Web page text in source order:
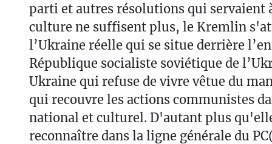
parti et autres résolutions qui servaient
culture ne suffisent plus, le Kremlin
l’Ukraine réelle qui se situe derrière
République socialiste soviétique de
Ukraine qui refuse de vivre vêtue du
qui recouvre les actions communistes
national et culturel. D'autant plus
reconnaître dans la ligne générale du